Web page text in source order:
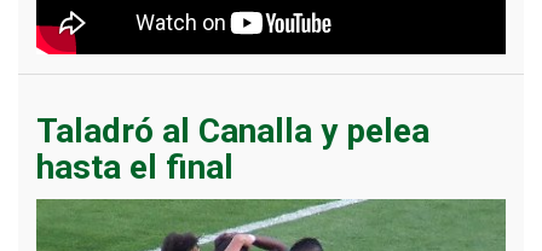
Taladró al Canalla y pelea
hasta el final